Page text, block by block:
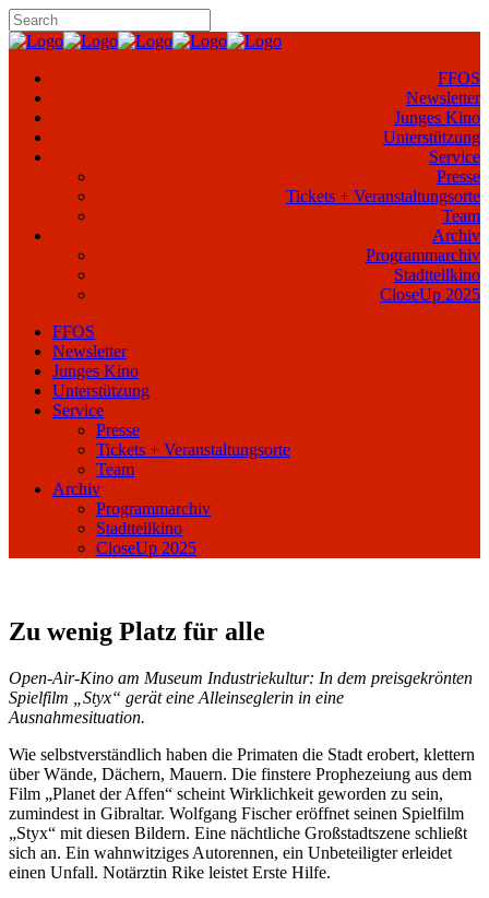
FFOS
Newsletter
Junges Kino
Unterstützung
Service
Presse
Tickets + Veranstaltungsorte
Team
Archiv
Programmarchiv
Stadtteilkino
CloseUp 2025
FFOS
Newsletter
Junges Kino
Unterstützung
Service
Presse
Tickets + Veranstaltungsorte
Team
Archiv
Programmarchiv
Stadtteilkino
CloseUp 2025
Zu wenig Platz für alle
Open-Air-Kino am Museum Industriekultur: In dem preisgekrönten
Spielfilm „Styx“ gerät eine Alleinseglerin in eine
Ausnahmesituation.
Wie selbstverständlich haben die Primaten die Stadt erobert, klettern
über Wände, Dächern, Mauern. Die finstere Prophezeiung aus dem
Film „Planet der Affen“ scheint Wirklichkeit geworden zu sein,
zumindest in Gibraltar. Wolfgang Fischer eröffnet seinen Spielfilm
„Styx“ mit diesen Bildern. Eine nächtliche Großstadtszene schließt
sich an. Ein wahnwitziges Autorennen, ein Unbeteiligter erleidet
einen Unfall. Notärztin Rike leistet Erste Hilfe.